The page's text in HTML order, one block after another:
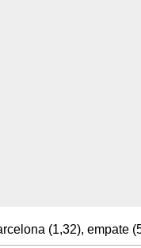
(1,32), empate